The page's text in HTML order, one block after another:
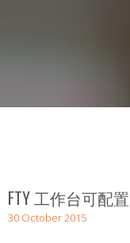
FTY 工作台可配
30 October 2015